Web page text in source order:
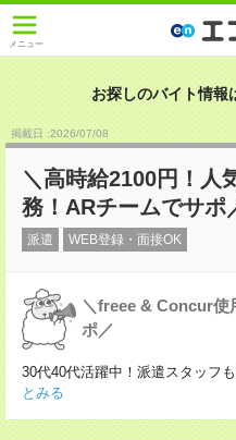
メニュー
お探しのバイト情報
掲載日 :2026/07/08
＼高時給2100円！人
務！ARチームでサポ
派遣 WEB登録・面接OK
＼freee & Concur使
ポ／
30代40代活躍中！派遣スタッフ
とみる